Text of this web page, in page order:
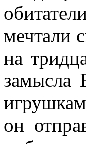
мечтали
на
замысла
он